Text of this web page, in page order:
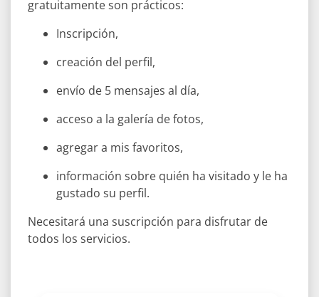
gratuitamente son prácticos:
Inscripción,
creación del perfil,
envío de 5 mensajes al día,
acceso a la galería de fotos,
agregar a mis favoritos,
información sobre quién ha visitado y le ha
gustado su perfil.
Necesitará una suscripción para disfrutar de
todos los servicios.